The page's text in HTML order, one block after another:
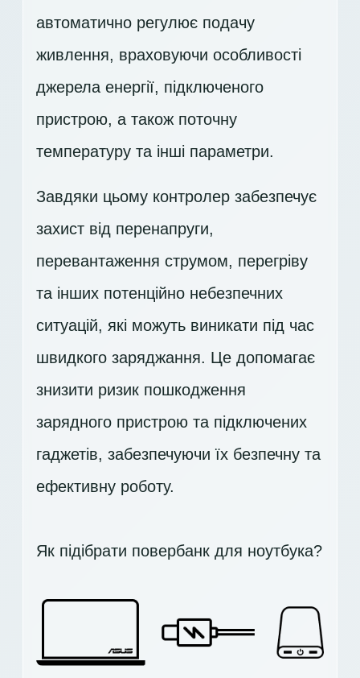
автоматично регулює подачу
живлення, враховуючи особливості
джерела енергії, підключеного
пристрою, а також поточну
температуру та інші параметри.
Завдяки цьому контролер забезпечує
захист від перенапруги,
перевантаження струмом, перегріву
та інших потенційно небезпечних
ситуацій, які можуть виникати під час
швидкого заряджання. Це допомагає
знизити ризик пошкодження
зарядного пристрою та підключених
гаджетів, забезпечуючи їх безпечну та
ефективну роботу.
Як підібрати повербанк для ноутбука?